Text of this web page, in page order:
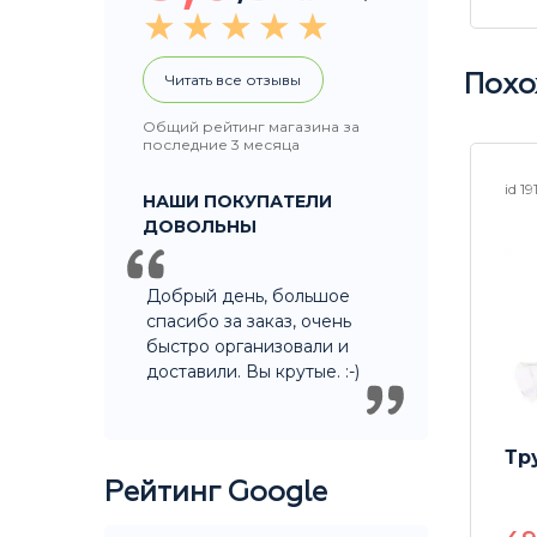
Читать все отзывы
Общий рейтинг магазина за
последние 3 месяца
НАШИ ПОКУПАТЕЛИ
ДОВОЛЬНЫ
Добрый день, большое
спасибо за заказ, очень
быстро организовали и
доставили. Вы крутые. :-)
Рейтинг Google
id